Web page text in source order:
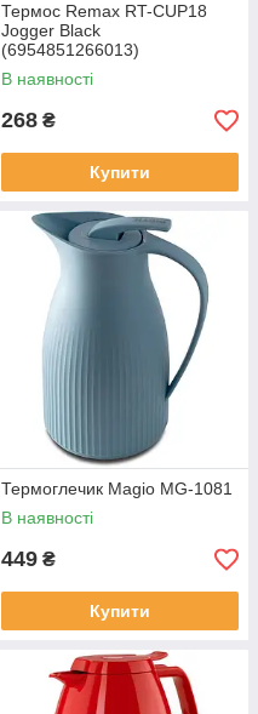
Термос Remax RT-CUP18
Jogger Black
(6954851266013)
В наявності
268 ₴
Купити
Термоглечик Magio MG-1081
В наявності
449 ₴
Купити